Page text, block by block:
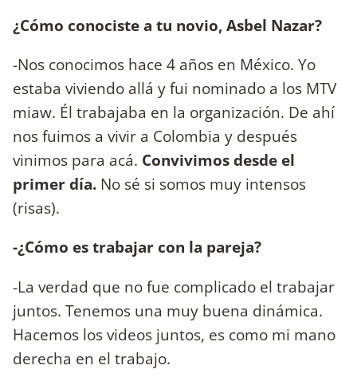
¿Cómo conociste a tu novio, Asbel Nazar?
-Nos conocimos hace 4 años en México. Yo
estaba viviendo allá y fui nominado a los MTV
miaw. Él trabajaba en la organización. De ahí
nos fuimos a vivir a Colombia y después
vinimos para acá. Convivimos desde el
primer día. No sé si somos muy intensos
(risas).
-¿Cómo es trabajar con la pareja?
-La verdad que no fue complicado el trabajar
juntos. Tenemos una muy buena dinámica.
Hacemos los videos juntos, es como mi mano
derecha en el trabajo.